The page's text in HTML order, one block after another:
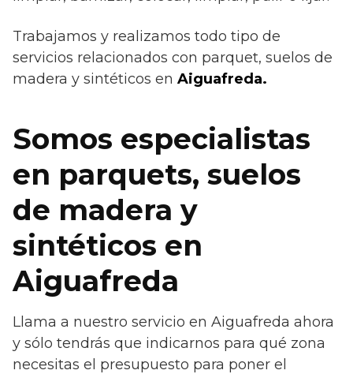
Trabajamos y realizamos todo tipo de
servicios relacionados con parquet, suelos de
madera y sintéticos en Aiguafreda.
Somos especialistas
en parquets, suelos
de madera y
sintéticos en
Aiguafreda
Llama a nuestro servicio en Aiguafreda ahora
y sólo tendrás que indicarnos para qué zona
necesitas el presupuesto para poner el